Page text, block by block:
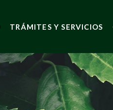
TRÁMITES Y SERVICIOS